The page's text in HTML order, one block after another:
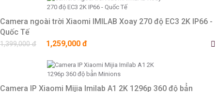
Camera ngoài trời Xiaomi IMILAB Xoay 270 độ EC3 2K IP66 -
Quốc Tế
1,399,000 đ 1,259,000 đ
Camera IP Xiaomi Mijia Imilab A1 2K 1296p 360 độ bả̉n